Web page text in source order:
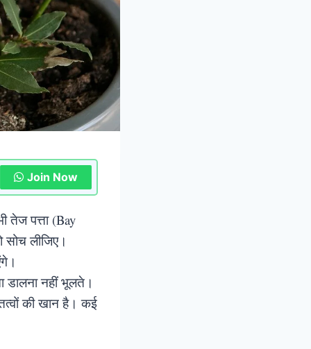
Join Now
तेज पत्ता (Bay
सोच लीजिए।
डालना नहीं भूलते।
की खान है। कई